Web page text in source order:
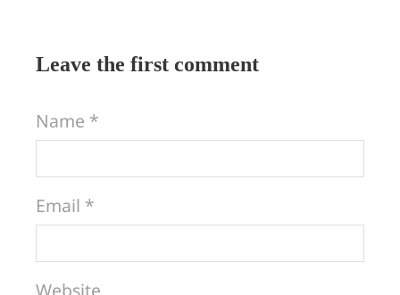
Leave the first comment
Name *
Email *